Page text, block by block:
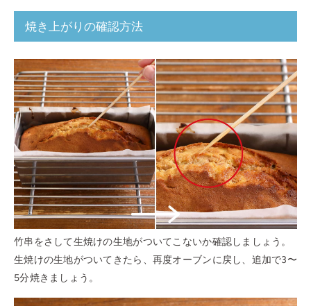
焼き上がりの確認方法
竹串をさして生焼けの生地がついてこないか確認しましょう。
生焼けの生地がついてきたら、再度オーブンに戻し、追加で3〜
5分焼きましょう。